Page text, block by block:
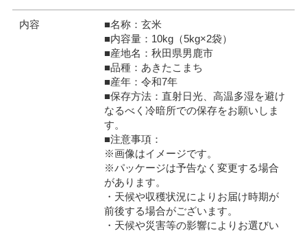
内容
■名称：玄米
■内容量：10kg（5kg×2袋）
■産地名：秋田県男鹿市
■品種：あきたこまち
■産年：令和7年
■保存方法：直射日光、高温多湿を避け
なるべく冷暗所での保存をお願いしま
す。
■注意事項：
※画像はイメージです。
※パッケージは予告なく変更する場合
があります。
・天候や収穫状況によりお届け時期が
前後する場合がございます。
・天候や災害等の影響によりお選びい